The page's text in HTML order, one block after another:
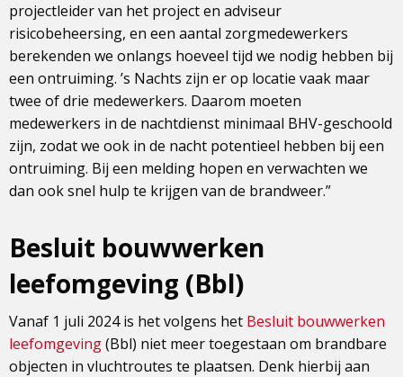
projectleider van het project en adviseur
risicobeheersing, en een aantal zorgmedewerkers
berekenden we onlangs hoeveel tijd we nodig hebben bij
een ontruiming. ’s Nachts zijn er op locatie vaak maar
twee of drie medewerkers. Daarom moeten
medewerkers in de nachtdienst minimaal BHV-geschoold
zijn, zodat we ook in de nacht potentieel hebben bij een
ontruiming. Bij een melding hopen en verwachten we
dan ook snel hulp te krijgen van de brandweer.”
Besluit bouwwerken
leefomgeving (Bbl)
Vanaf 1 juli 2024 is het volgens het Besluit bouwwerken
leefomgeving(Bbl) niet meer toegestaan om brandbare
objecten in vluchtroutes te plaatsen. Denk hierbij aan